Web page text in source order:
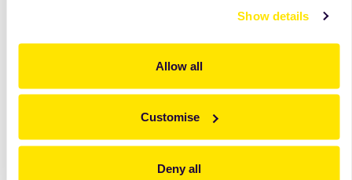
Show details
Allow all
Customise
Deny all